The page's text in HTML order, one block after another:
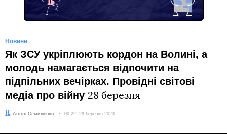
Новини
Як ЗСУ укріплюють кордон на Волині, а
молодь намагається відпочити на
підпільних вечірках. Провідні світові
медіа про війну 28 березня
Автор:
Антон Семиженко Дата:
00:22, 29 березня 2023